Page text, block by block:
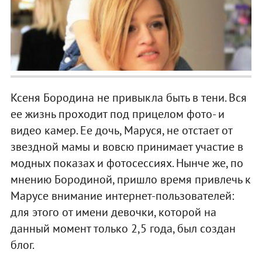
Ксеня Бородина не привыкла быть в тени. Вся
ее жизнь проходит под прицелом фото- и
видео камер. Ее дочь, Маруся, не отстает от
звездной мамы и вовсю принимает участие в
модных показах и фотосессиях. Нынче же, по
мнению Бородиной, пришло время привлечь к
Марусе внимание интернет-пользователей:
для этого от имени девочки, которой на
данный момент только 2,5 года, был создан
блог.